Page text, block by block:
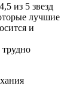
из 5 звезд
лучшие
и
трудно